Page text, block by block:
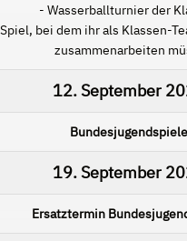
- Wasserballturnier der
bei dem ihr als Klassen-
zusammenarbeiten
12. September
Bundesjugendspiele
19. September
Ersatztermin